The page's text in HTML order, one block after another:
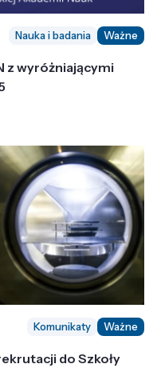
Nauka i badania Ważne
z wyróżniającymi
Komunikaty Ważne
do Szkoły